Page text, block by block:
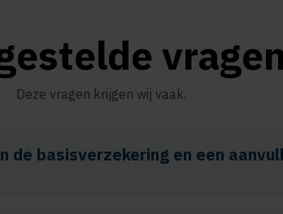
Deze vragen krijgen wij vaak.
de basisverzekering en een